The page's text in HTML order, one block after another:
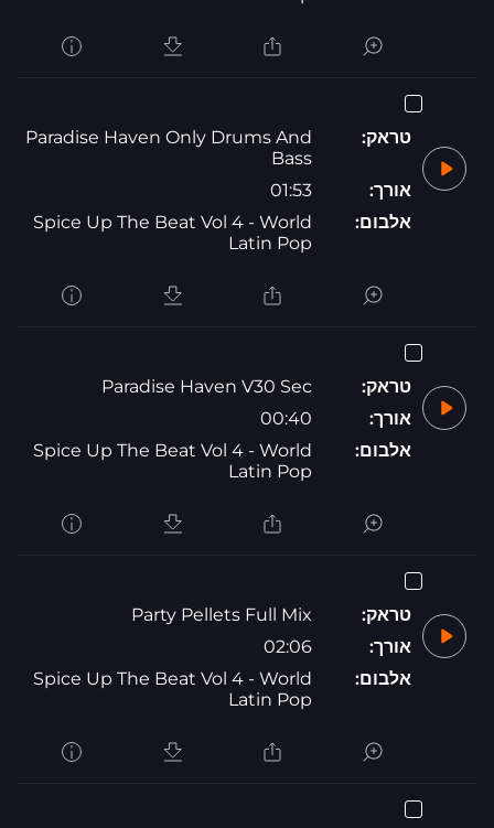
טראק:
Paradise Haven Only Drums And
Bass
אורך:
01:53
אלבום:
Spice Up The Beat Vol 4 - World
Latin Pop
טראק:
Paradise Haven V30 Sec
אורך:
00:40
אלבום:
Spice Up The Beat Vol 4 - World
Latin Pop
טראק:
Party Pellets Full Mix
אורך:
02:06
אלבום:
Spice Up The Beat Vol 4 - World
Latin Pop